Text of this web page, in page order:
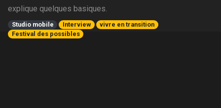
explique quelques basiques.
Studio mobile Interview
vivre en transition
Festival des possibles